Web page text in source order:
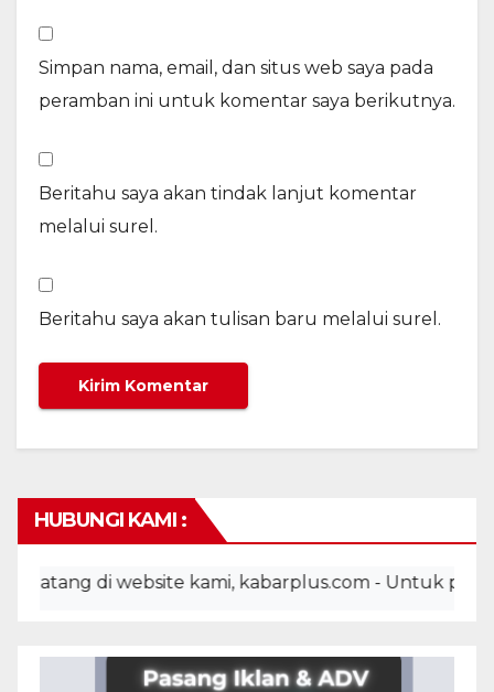
Simpan nama, email, dan situs web saya pada
peramban ini untuk komentar saya berikutnya.
Beritahu saya akan tindak lanjut komentar
melalui surel.
Beritahu saya akan tulisan baru melalui surel.
HUBUNGI KAMI :
di website kami, kabarplus.com - Untuk